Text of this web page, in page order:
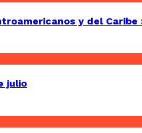
y del
julio